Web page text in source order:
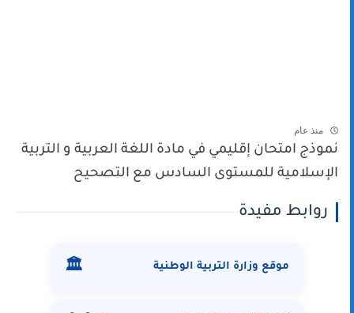
منذ عام
نموذج امتحان إقليمي في مادة اللغة العربية و التربية
الإسلامية للمستوى السادس مع التصحيح
روابط مفيدة
موقع وزارة التربية الوطنية 🏛️